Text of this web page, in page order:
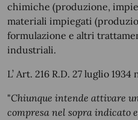
chimiche (produzione,
materiali impiegati
formulazione e altri
industriali.
L’ Art. 216 R.D. 27 luglio
"Chiunque intende attivare
compresa nel sopra indicato